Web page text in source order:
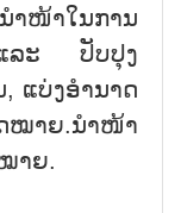
ໜ້າໃນການ
ລະ ປັບປຸງ
ແບ່ງອຳນາດ
ໝາຍ.ນຳໜ້າ
າຍ.